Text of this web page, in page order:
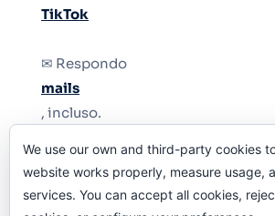
TikTok
✉ Respondo
mails
, incluso.
Y si una persona no puede tener
le quiten el teléfono.
We use our own and third-party cookies
website works properly, measure usage,
services. You can accept all cookies,